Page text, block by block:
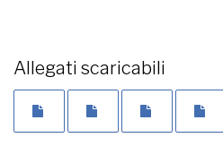
Allegati scaricabili